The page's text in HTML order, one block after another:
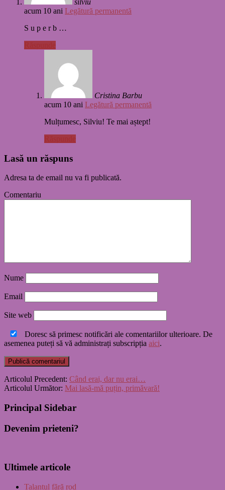
silviu
acum 10 ani Legătură permanentă
S u p e r b …
Cristina Barbu
acum 10 ani Legătură permanentă
Mulțumesc, Silviu! Te mai aștept!
Lasă un răspuns
Adresa ta de email nu va fi publicată.
Comentariu
Nume
Email
Site web
Doresc să primesc notificări ale comentariilor ulterioare. De
asemenea puteți să vă administrați subscripția aici.
Articolul Precedent: Când erai, dar nu erai…
Articolul Următor: Mai lasă-mă puțin, primăvară!
Principal Sidebar
Devenim prieteni?
Ultimele articole
Talantul fără rod